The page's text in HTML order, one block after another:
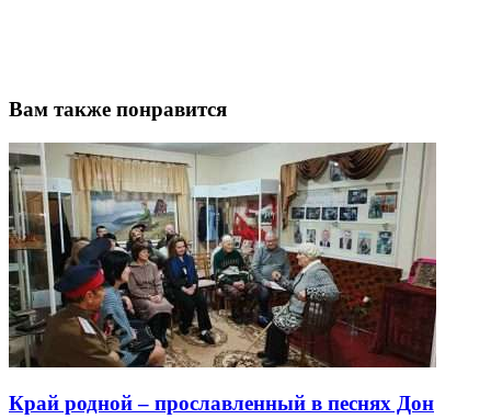
Вам также понравится
Край родной – прославленный в песнях Дон